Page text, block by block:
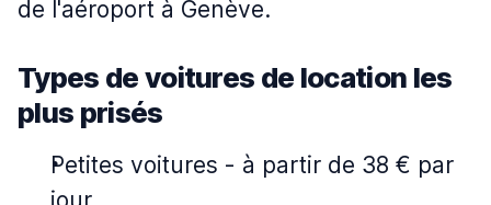
de l'aéroport à Genève.
Types de voitures de location les
plus prisés
Petites voitures - à partir de 38 € par